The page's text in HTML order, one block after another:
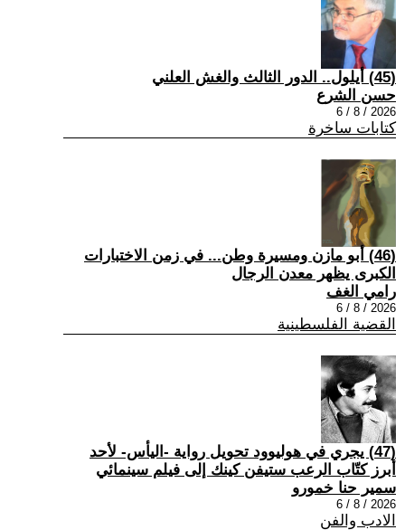
(45) أيلول.. الدور الثالث والغش العلني
حسن الشرع
2026 / 8 / 6
كتابات ساخرة
(46) أبو مازن ومسيرة وطن... في زمن الاختبارات
الكبرى يظهر معدن الرجال
رامي الغف
2026 / 8 / 6
القضية الفلسطينية
(47) يجري في هوليوود تحويل رواية -اليأس- لأحد
أبرز كتّاب الرعب ستيفن كينك إلى فيلم سينمائي
سمير حنا خمورو
2026 / 8 / 6
الادب والفن